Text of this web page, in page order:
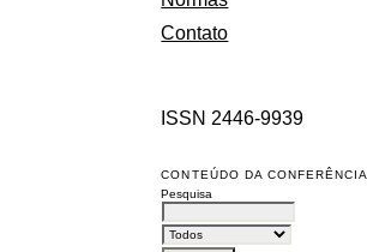
Contato
ISSN 2446-9939
CONTEÚDO DA CONFERÊNCIA
Pesquisa